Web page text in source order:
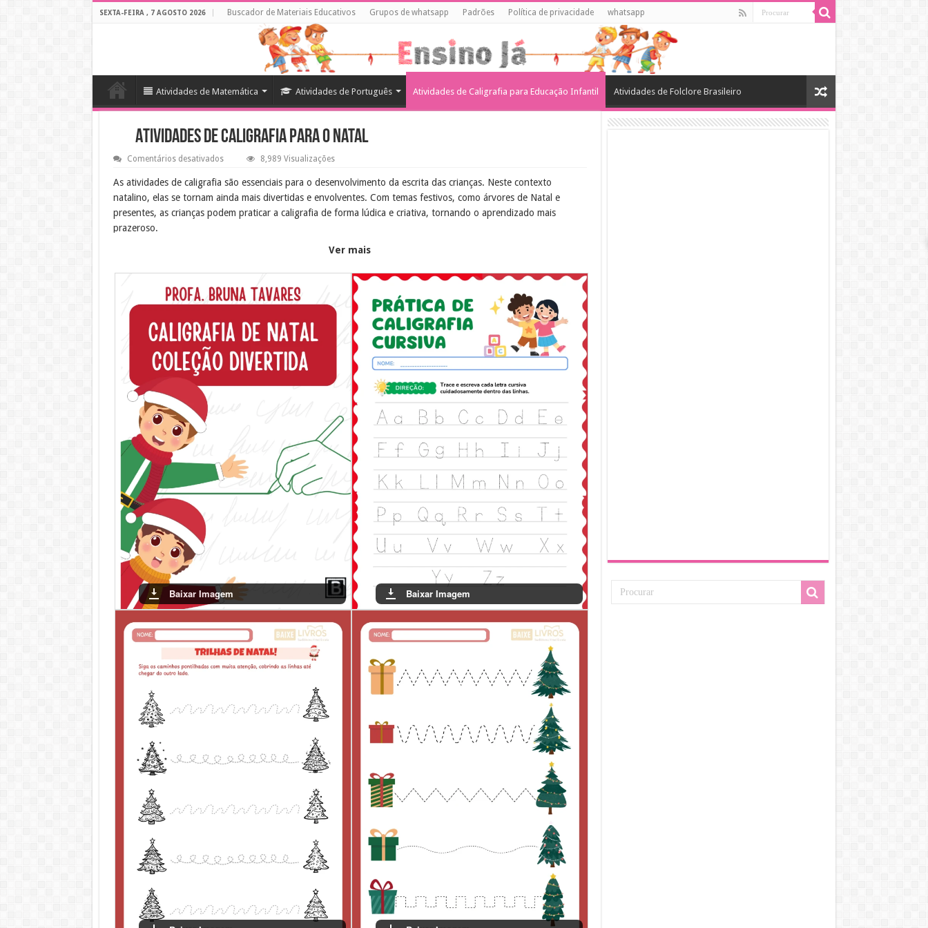
SEXTA-FEIRA , 7 AGOSTO 2026 Buscador de Materiais Educativos Grupos de whatsapp Padrões Política de privacidade whatsapp
Atividades de Matemática Atividades de Português Atividades de Caligrafia para Educação Infantil Atividades de Folclore Brasileiro
Atividades de caligrafia para o Natal
Comentários desativadosem
de
caligrafia
para
Natal
8,989 Visualizações
As atividades de caligrafia são essenciais para o desenvolvimento da escrita das crianças. Neste contexto
natalino, elas se tornam ainda mais divertidas e envolventes. Com temas festivos, como árvores de Natal e
presentes, as crianças podem praticar a caligrafia de forma lúdica e criativa, tornando o aprendizado mais
prazeroso.
O objetivo dessas atividades é aprimorar a coordenação motora e a habilidade de escrita das crianças. Ao traçar
letras e seguir caminhos, elas desenvolvem a concentração e a precisão, fundamentais para a escrita correta.
Além disso, o tema natalino estimula o interesse e a motivação para aprender.
Conclusão
As atividades de caligrafia com temática natalina são uma excelente forma de unir aprendizado e diversão. Ao
praticar, as crianças não apenas melhoram suas habilidades de escrita, mas também se envolvem no espírito
festivo. Incentivar essa prática pode tornar o aprendizado mais significativo e agradável.
Ver mais
Baixar Imagem Baixar Imagem